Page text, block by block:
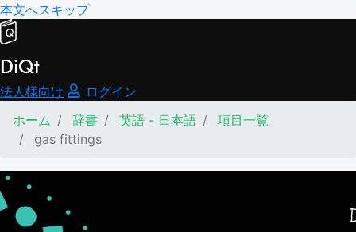
本文へスキップ
DiQt
法人様向け
ログイン
ホーム
辞書 英語 - 日本語
項目一覧
gas fittings